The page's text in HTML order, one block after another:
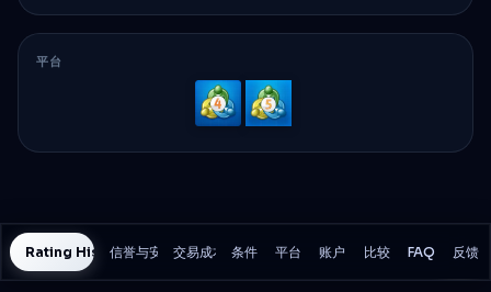
平台
MetaTrader
4
Rating History信誉与安全交易成本 条件 平台 账户 比较 FAQ 反馈